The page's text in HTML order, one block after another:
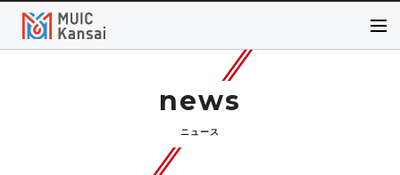
news
ニュース